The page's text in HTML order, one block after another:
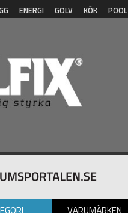
ENERGI GOLV KÖK POOL